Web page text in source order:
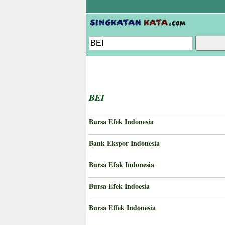
BEI
Bursa Efek Indonesia
Bank Ekspor Indonesia
Bursa Efak Indonesia
Bursa Efek Indoesia
Bursa Effek Indonesia